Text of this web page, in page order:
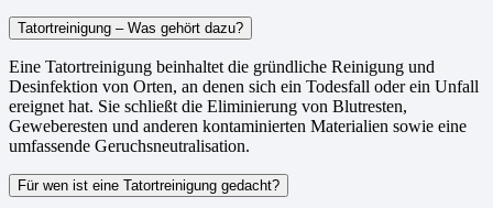
Tatortreinigung – Was gehört dazu?
Eine Tatortreinigung beinhaltet die gründliche Reinigung und
Desinfektion von Orten, an denen sich ein Todesfall oder ein Unfall
ereignet hat. Sie schließt die Eliminierung von Blutresten,
Geweberesten und anderen kontaminierten Materialien sowie eine
umfassende Geruchsneutralisation.
Für wen ist eine Tatortreinigung gedacht?